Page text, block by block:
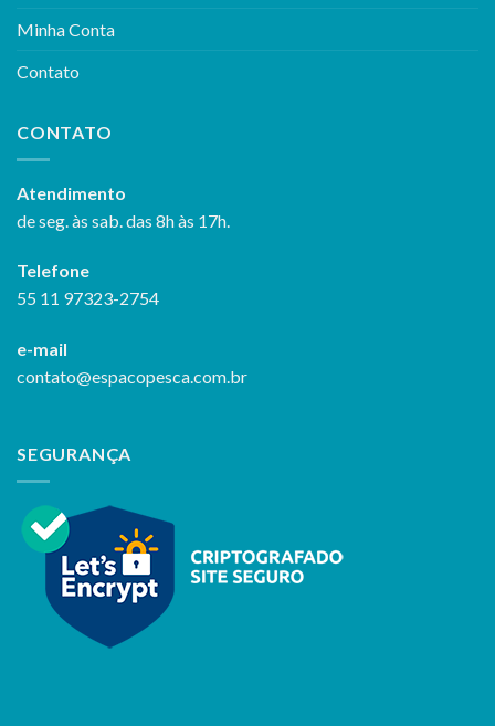
Minha Conta
Contato
CONTATO
Atendimento
de seg. às sab. das 8h às 17h.
Telefone
55 11 97323-2754
e-mail
contato@espacopesca.com.br
SEGURANÇA